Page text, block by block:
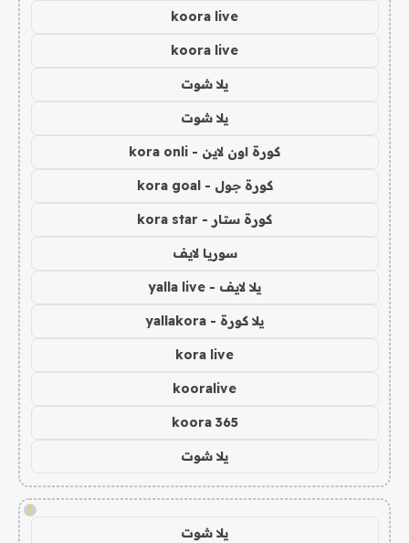
koora live
koora live
يلا شوت
يلا شوت
كورة اون لاين - kora onli
كورة جول - kora goal
كورة ستار - kora star
سوريا لايف
يلا لايف - yalla live
يلا كورة - yallakora
kora live
kooralive
koora 365
يلا شوت
!
يلا شوت